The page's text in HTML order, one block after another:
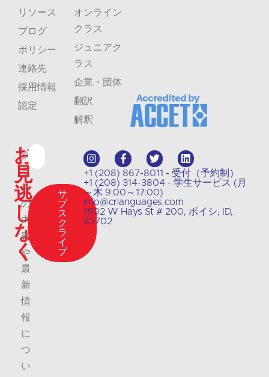
お
見
逃
し
な
く
ク
ラ
ス
の
内
容
や
最
新
情
報
に
つ
い
サ
ブ
ス
ク
ラ
イ
ブ
+1 (208) 867-8011 - 受付（予約制）
+1 (208) 314-3804 - 学生サービス (月
～木 9:00～17:00)
info@crlanguages.com
1602 W Hays St # 200, ボイシ, ID,
83702
リソース
ブログ
ポリシー
連絡先
採用情報
認定
オンライン
クラス
ジュニアク
ラス
企業・団体
翻訳
解釈